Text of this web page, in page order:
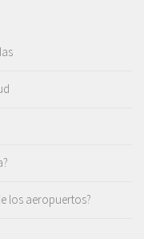
los aeropuertos?